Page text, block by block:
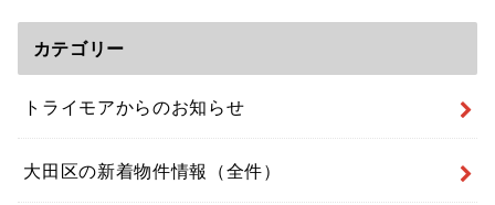
カテゴリー
トライモアからのお知らせ
大田区の新着物件情報（全件）